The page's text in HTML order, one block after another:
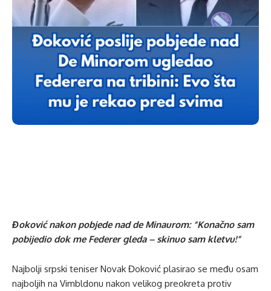
Đoković nakon pobjede nad de Minaurom: “Konačno sam
pobijedio dok me Federer gleda – skinuo sam kletvu!”
Najbolji srpski teniser Novak Đoković plasirao se među osam
najboljih na Vimbldonu nakon velikog preokreta protiv